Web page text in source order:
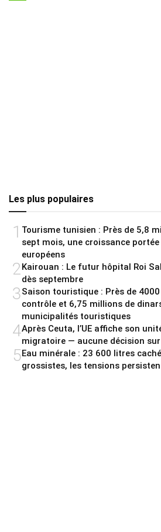
Les plus populaires
1 Tourisme tunisien : Près de 5,8
sept mois, une croissance
européens
2 Kairouan : Le futur hôpital Roi
dès septembre
3Saison touristique : Près de
contrôle et 6,75 millions de
municipalités touristiques
4Après Ceuta, l’UE affiche son
migratoire — aucune décision
5Eau minérale : 23 600 litres
grossistes, les tensions